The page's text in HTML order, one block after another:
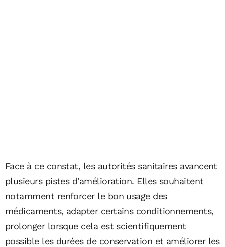
Face à ce constat, les autorités sanitaires avancent
plusieurs pistes d'amélioration. Elles souhaitent
notamment renforcer le bon usage des
médicaments, adapter certains conditionnements,
prolonger lorsque cela est scientifiquement
possible les durées de conservation et améliorer les